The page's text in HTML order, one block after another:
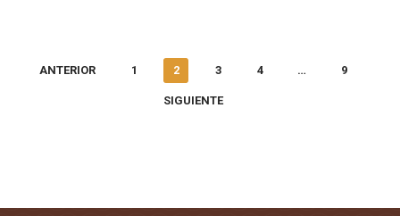
ANTERIOR 1 2 3 4 … 9
SIGUIENTE